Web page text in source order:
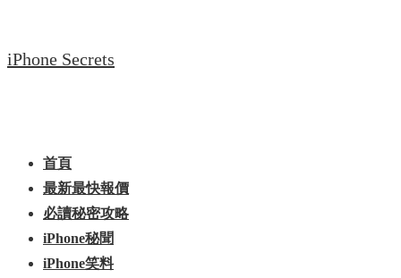
to
iPhone Secrets
Navigation
首頁
最新最快報價
必讀秘密攻略
iPhone秘聞
iPhone笑料